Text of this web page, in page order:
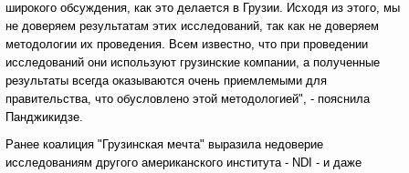
широкого обсуждения, как это делается в Грузии. Исходя из этого, мы
не доверяем результатам этих исследований, так как не доверяем
методологии их проведения. Всем известно, что при проведении
исследований они используют грузинские компании, а полученные
результаты всегда оказываются очень приемлемыми для
правительства, что обусловлено этой методологией", - пояснила
Панджикидзе.
Ранее коалиция "Грузинская мечта" выразила недоверие
исследованиям другого американского института - NDI - и даже